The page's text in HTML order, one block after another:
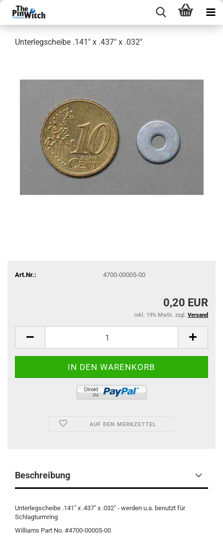
Unterlegscheibe .141" x .437" x .032"
Art.Nr.: 4700-00005-00
0,20 EUR
inkl. 19% MwSt. zzgl. Versand
AUF DEN MERKZETTEL
Beschreibung
Unterlegscheibe .141" x .437" x .032" - werden u.a. benutzt für
Schlagturmring
Williams Part No. #4700-00005-00